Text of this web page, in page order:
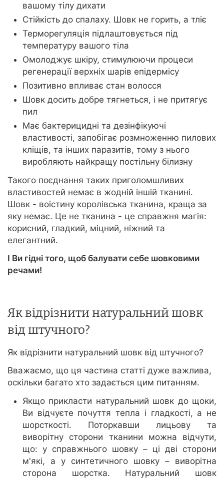
вашому тілу дихати
Стійкість до спалаху. Шовк не горить, а тліє
Терморегуляція підлаштовується під
температуру вашого тіла
Омолоджує шкіру, стимулюючи процеси
регенерації верхніх шарів епідермісу
Позитивно впливає стан волосся
Шовк досить добре тягнеться, і не притягує
пил
Має бактерицидні та дезінфікуючі
властивості, запобігає розмноженню пилових
кліщів, та інших паразитів, тому з нього
виробляють найкращу постільну білизну
Такого поєднання таких приголомшливих
властивостей немає в жодній іншій тканині.
Шовк - воістину королівська тканина, краща за
яку немає. Це не тканина - це справжня магія:
корисний, гладкий, міцний, ніжний та
елегантний.
І Ви гідні того, щоб балувати себе шовковими
речами!
Як відрізнити натуральний шовк
від штучного?
Як відрізнити натуральний шовк від штучного?
Вважаємо, що ця частина статті дуже важлива,
оскільки багато хто задається цим питанням.
Якщо прикласти натуральний шовк до щоки,
Ви відчуєте почуття тепла і гладкості, а не
шорсткості. Поторкавши лицьову та
виворітну сторони тканини можна відчути,
що: у справжнього шовку – ці дві сторони
м'які, а у синтетичного шовку – виворітна
сторона шорстка. Натуральний шовк